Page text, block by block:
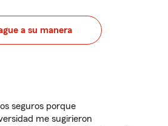
a su manera
seguros porque
me sugirieron